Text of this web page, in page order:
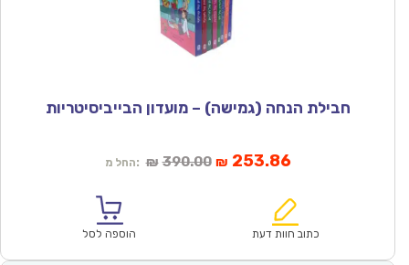
חבילת הנחה (גמישה) – מועדון הבייביסיטריות
החל מ: ₪ 390.00המחיר
₪390.00.
₪ 253.86המחיר
הוא:
כתוב חוות דעת הוספה לסל